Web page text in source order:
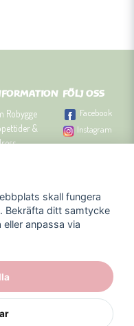
Robygge
&
oss
FÖLJ OSS
Facebook
Instagram
skall fungera
Bekräfta ditt samtycke
anpassa via